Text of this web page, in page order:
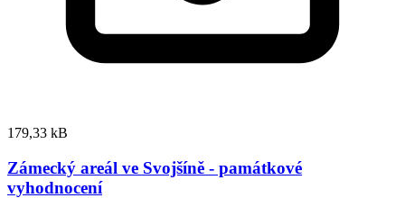
179,33 kB
Zámecký areál ve Svojšíně - památkové
vyhodnocení